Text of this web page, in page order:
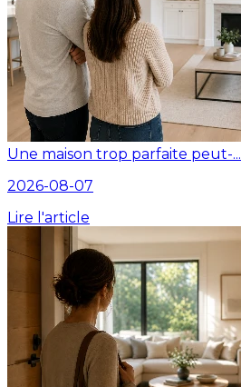
Une maison trop parfaite peut-...
2026-08-07
Lire l'article